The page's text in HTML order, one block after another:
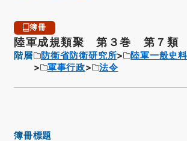
簿冊
陸軍成規類聚 第３巻 第７類
階層 防衛省防衛研究所 陸軍一般史料
軍事行政
法令
簿冊標題